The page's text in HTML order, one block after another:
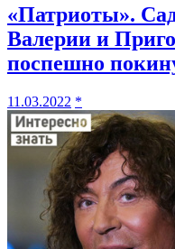
«Патриоты».
Валерии и
поспешно
11.03.2022 *